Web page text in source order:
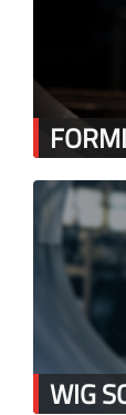
WIG